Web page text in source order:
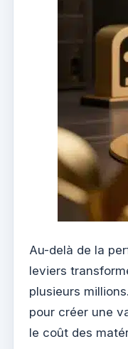
Au-delà de la
leviers
plusieurs
pour créer une
le coût des